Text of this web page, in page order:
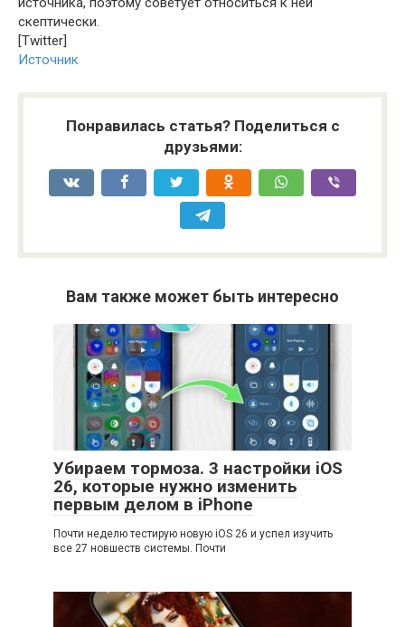
скептически.
[Twitter]
Источник
Понравилась статья? Поделиться с
друзьями:
Вам также может быть интересно
Убираем тормоза. 3 настройки iOS
26, которые нужно изменить
первым делом в iPhone
Почти неделю тестирую новую iOS 26 и успел изучить
все 27 новшеств системы. Почти